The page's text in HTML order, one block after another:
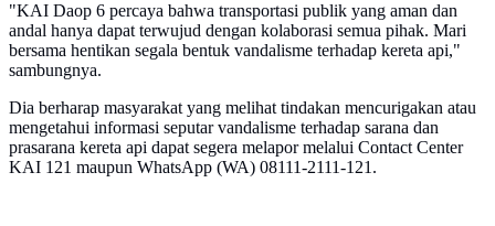
"KAI Daop 6 percaya bahwa transportasi publik yang aman dan
andal hanya dapat terwujud dengan kolaborasi semua pihak. Mari
bersama hentikan segala bentuk vandalisme terhadap kereta api,"
sambungnya.
Dia berharap masyarakat yang melihat tindakan mencurigakan atau
mengetahui informasi seputar vandalisme terhadap sarana dan
prasarana kereta api dapat segera melapor melalui Contact Center
KAI 121 maupun WhatsApp (WA) 08111-2111-121.